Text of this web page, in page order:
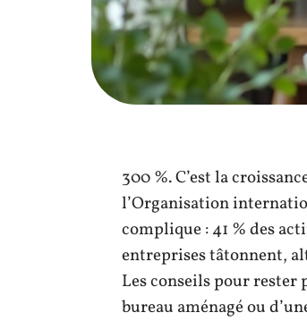
300 %. C’est la
l’Organisation
complique : 41 % des
entreprises tâtonnent,
Les conseils pour rester
bureau aménagé ou